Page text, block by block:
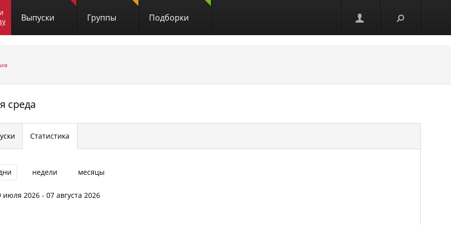
Выпуски Группы Подборки
среда
Статистика
недели месяцы
июля 2026 - 07 августа 2026